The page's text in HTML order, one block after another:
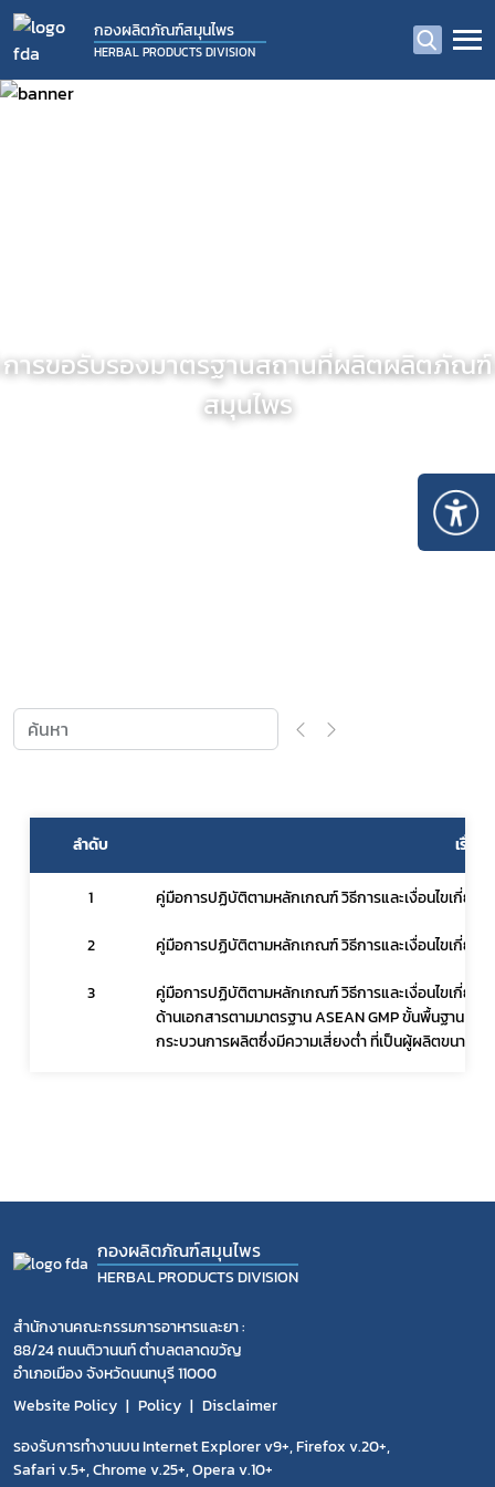
กองผลิตภัณฑ์สมุนไพร
HERBAL PRODUCTS DIVISION
การขอรับรองมาตรฐานสถานที่ผลิตผลิตภัณฑ์
สมุนไพร
ลำดับ เรื่อง
1 คู่มือการปฏิบัติตามหลักเกณฑ์ วิธีการและเงื่อนไขเกี่ย
2 คู่มือการปฏิบัติตามหลักเกณฑ์ วิธีการและเงื่อนไขเกี่ย
3
คู่มือการปฏิบัติตามหลักเกณฑ์ วิธีการและเงื่อนไขเกี่ย
ด้านเอกสารตามมาตรฐาน ASEAN GMP ขั้นพื้นฐาน (
กระบวนการผลิตซึ่งมีความเสี่ยงต่ำ ที่เป็นผู้ผลิตขนาดเล็
กองผลิตภัณฑ์สมุนไพร
HERBAL PRODUCTS DIVISION
สำนักงานคณะกรรมการอาหารและยา :
88/24 ถนนติวานนท์ ตำบลตลาดขวัญ
อำเภอเมือง จังหวัดนนทบุรี 11000
Website Policy
Policy
Disclaimer
รองรับการทำงานบน Internet Explorer v9+, Firefox v.20+,
Safari v.5+, Chrome v.25+, Opera v.10+
เลือกหัวข้อที่ท่านต้องการ Subscribe
สมุนไพรใหม่